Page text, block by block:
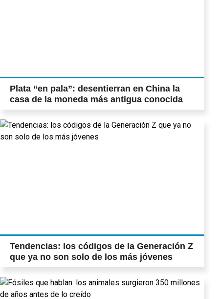
Plata “en pala”: desentierran en China la
casa de la moneda más antigua conocida
Tendencias: los códigos de la Generación Z
que ya no son solo de los más jóvenes